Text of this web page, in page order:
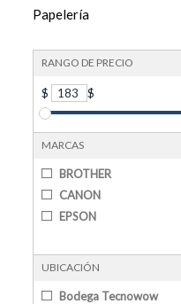
Papelería
RANGO DE PRECIO
$ 183 $
MARCAS
BROTHER
CANON
EPSON
UBICACIÓN
Bodega Tecnowow